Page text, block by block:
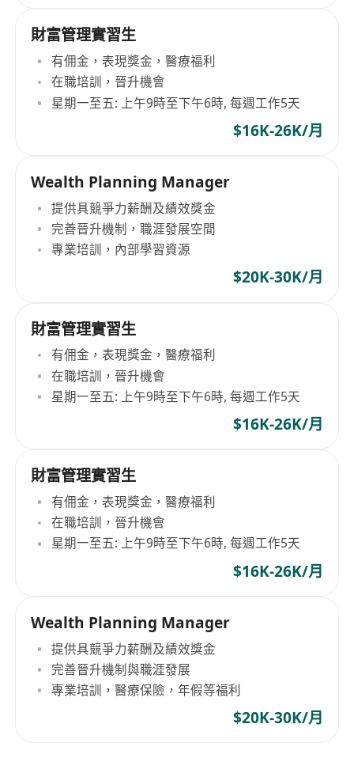
財富管理實習生
有佣金，表現獎金，醫療福利
在職培訓，晉升機會
星期一至五: 上午9時至下午6時, 每週工作5天
$16K-26K/月
Wealth Planning Manager
提供具競爭力薪酬及績效獎金
完善晉升機制，職涯發展空間
專業培訓，內部學習資源
$20K-30K/月
財富管理實習生
有佣金，表現獎金，醫療福利
在職培訓，晉升機會
星期一至五: 上午9時至下午6時, 每週工作5天
$16K-26K/月
財富管理實習生
有佣金，表現獎金，醫療福利
在職培訓，晉升機會
星期一至五: 上午9時至下午6時, 每週工作5天
$16K-26K/月
Wealth Planning Manager
提供具競爭力薪酬及績效獎金
完善晉升機制與職涯發展
專業培訓，醫療保險，年假等福利
$20K-30K/月